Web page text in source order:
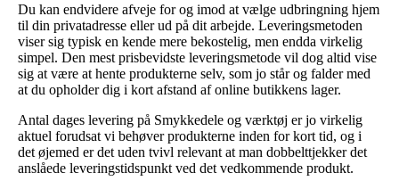
Du kan endvidere afveje for og imod at vælge udbringning hjem
til din privatadresse eller ud på dit arbejde. Leveringsmetoden
viser sig typisk en kende mere bekostelig, men endda virkelig
simpel. Den mest prisbevidste leveringsmetode vil dog altid vise
sig at være at hente produkterne selv, som jo står og falder med
at du opholder dig i kort afstand af online butikkens lager.
Antal dages levering på Smykkedele og værktøj er jo virkelig
aktuel forudsat vi behøver produkterne inden for kort tid, og i
det øjemed er det uden tvivl relevant at man dobbelttjekker det
anslåede leveringstidspunkt ved det vedkommende produkt.